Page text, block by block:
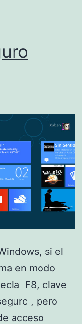
si el
en modo
F8, clave
, pero
acceso